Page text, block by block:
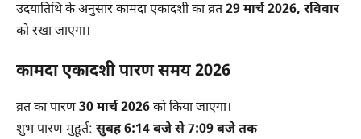
उदयातिथि के अनुसार कामदा एकादशी का व्रत29 मार्च 2026, रविवार
को रखा जाएगा।
कामदा एकादशी पारण समय 2026
व्रत का पारण30 मार्च 2026को किया जाएगा।
शुभ पारण मुहूर्त: सुबह 6:14 बजे से 7:09 बजे तक